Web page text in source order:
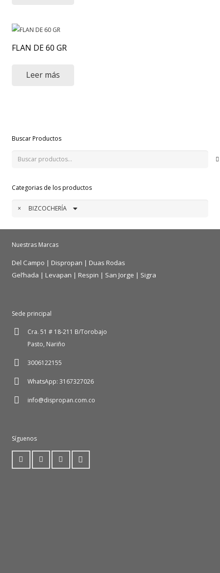
FLAN DE 60 GR
Leer más
Buscar Productos
Categorias de los productos
× BIZCOCHERÍA
Nuestras Marcas
Del Campo | Dispropan | Duas Rodas
Gel’hada | Levapan | Respin | San Jorge | Sigra
Sede principal
Cra. 51 # 18-211 B/Torobajo
Pasto, Nariño
3006122155
WhatsApp: 3167327026
info@dispropan.com.co
Síguenos